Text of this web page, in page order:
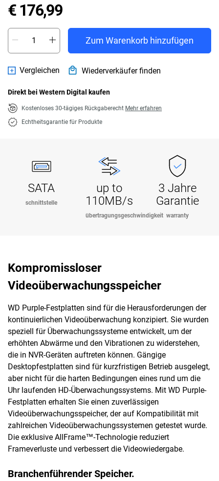
€ 176,99Price € 176,99
Zum Warenkorb hinzufügen
Vergleichen Wiederverkäufer finden
Direkt bei Western Digital kaufen
Kostenloses 30-tägiges Rückgaberecht Mehr erfahren
Echtheitsgarantie für Produkte
SATA
schnittstelle
up to
110MB/s
übertragungsgeschwindigkeit
3 Jahre
Garantie
warranty
Kompromissloser
Videoüberwachungsspeicher
WD Purple-Festplatten sind für die Herausforderungen der
kontinuierlichen Videoüberwachung konzipiert. Sie wurden
speziell für Überwachungssysteme entwickelt, um der
erhöhten Abwärme und den Vibrationen zu widerstehen,
die in NVR-Geräten auftreten können. Gängige
Desktopfestplatten sind für kurzfristigen Betrieb ausgelegt,
aber nicht für die harten Bedingungen eines rund um die
Uhr laufenden HD-Überwachungssystems. Mit WD Purple-
Festplatten erhalten Sie einen zuverlässigen
Videoüberwachungsspeicher, der auf Kompatibilität mit
zahlreichen Videoüberwachungssystemen getestet wurde.
Die exklusive AllFrame™-Technologie reduziert
Frameverluste und verbessert die Videowiedergabe.
Branchenführender Speicher.